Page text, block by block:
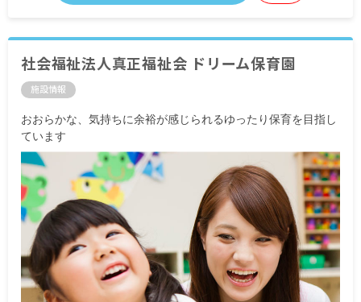
社会福祉法人真正福祉会 ドリーム保育園
施設情報
おおらかな、気持ちに余裕が感じられるゆったり保育を目指し
ています